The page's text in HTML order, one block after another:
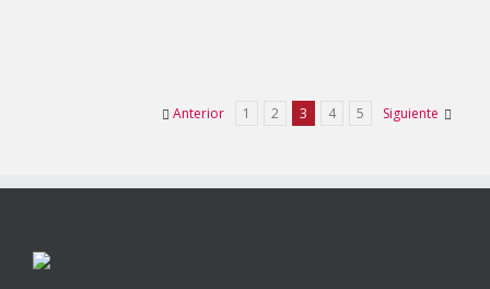
Anterior 1 2 3 4 5 Siguiente